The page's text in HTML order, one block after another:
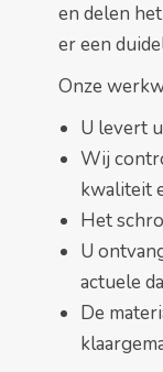
en delen
er een
Onze
U levert
Wij
kwaliteit
Het
U
actuele
De